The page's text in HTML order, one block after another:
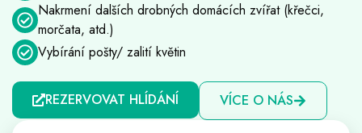
Nakrmení dalších drobných domácích zvířat (křečci,
morčata, atd.)
Vybírání pošty/ zalití květin
REZERVOVAT HLÍDÁNÍ VÍCE O NÁS